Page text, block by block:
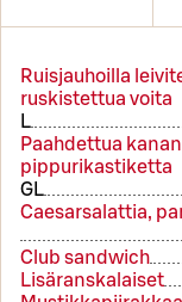
Ruisjauhoilla
ruskistettua voita
L
Paahdettua
pippurikastiketta
GL
Caesarsalattia,
Club sandwich
Lisäranskalaiset